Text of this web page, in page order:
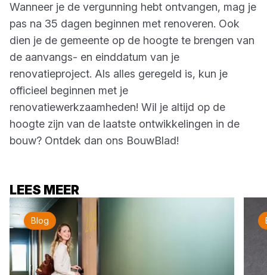
Wanneer je de vergunning hebt ontvangen, mag je
pas na 35 dagen beginnen met renoveren. Ook
dien je de gemeente op de hoogte te brengen van
de aanvangs- en einddatum van je
renovatieproject. Als alles geregeld is, kun je
officieel beginnen met je
renovatiewerkzaamheden! Wil je altijd op de
hoogte zijn van de laatste ontwikkelingen in de
bouw? Ontdek dan ons BouwBlad!
LEES MEER
Blog